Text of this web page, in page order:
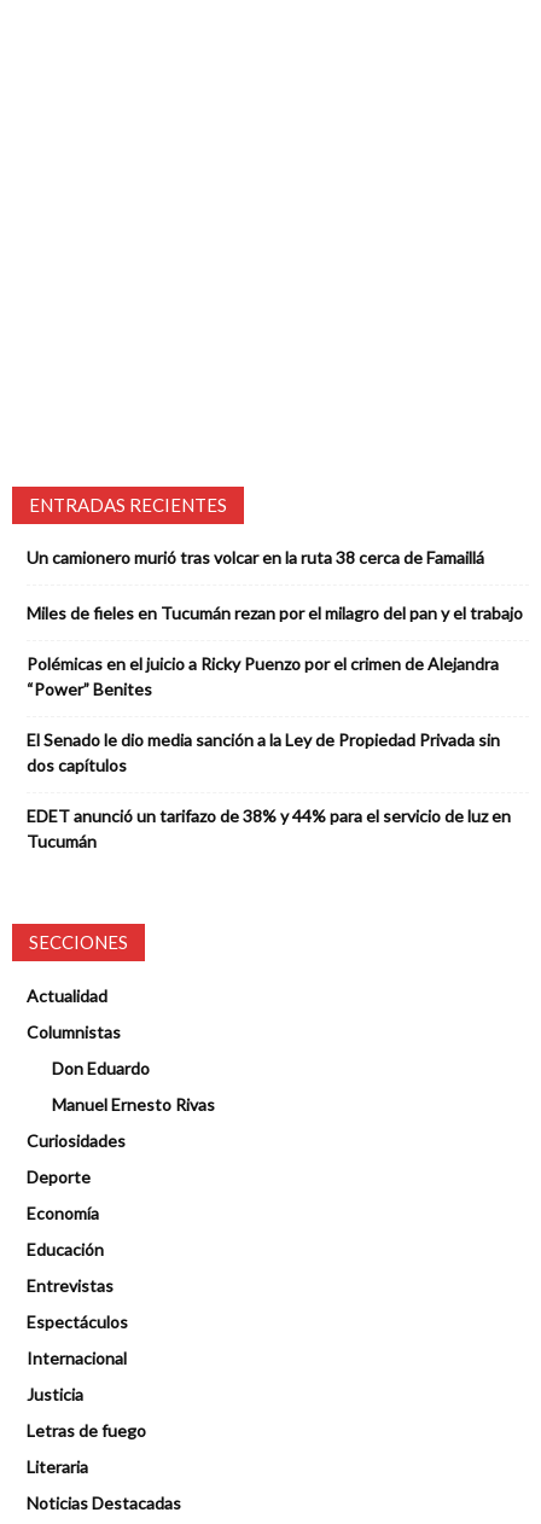
ENTRADAS RECIENTES
Un camionero murió tras volcar en la ruta 38 cerca de Famaillá
Miles de fieles en Tucumán rezan por el milagro del pan y el trabajo
Polémicas en el juicio a Ricky Puenzo por el crimen de Alejandra
“Power” Benites
El Senado le dio media sanción a la Ley de Propiedad Privada sin
dos capítulos
EDET anunció un tarifazo de 38% y 44% para el servicio de luz en
Tucumán
SECCIONES
Actualidad
Columnistas
Don Eduardo
Manuel Ernesto Rivas
Curiosidades
Deporte
Economía
Educación
Entrevistas
Espectáculos
Internacional
Justicia
Letras de fuego
Literaria
Noticias Destacadas